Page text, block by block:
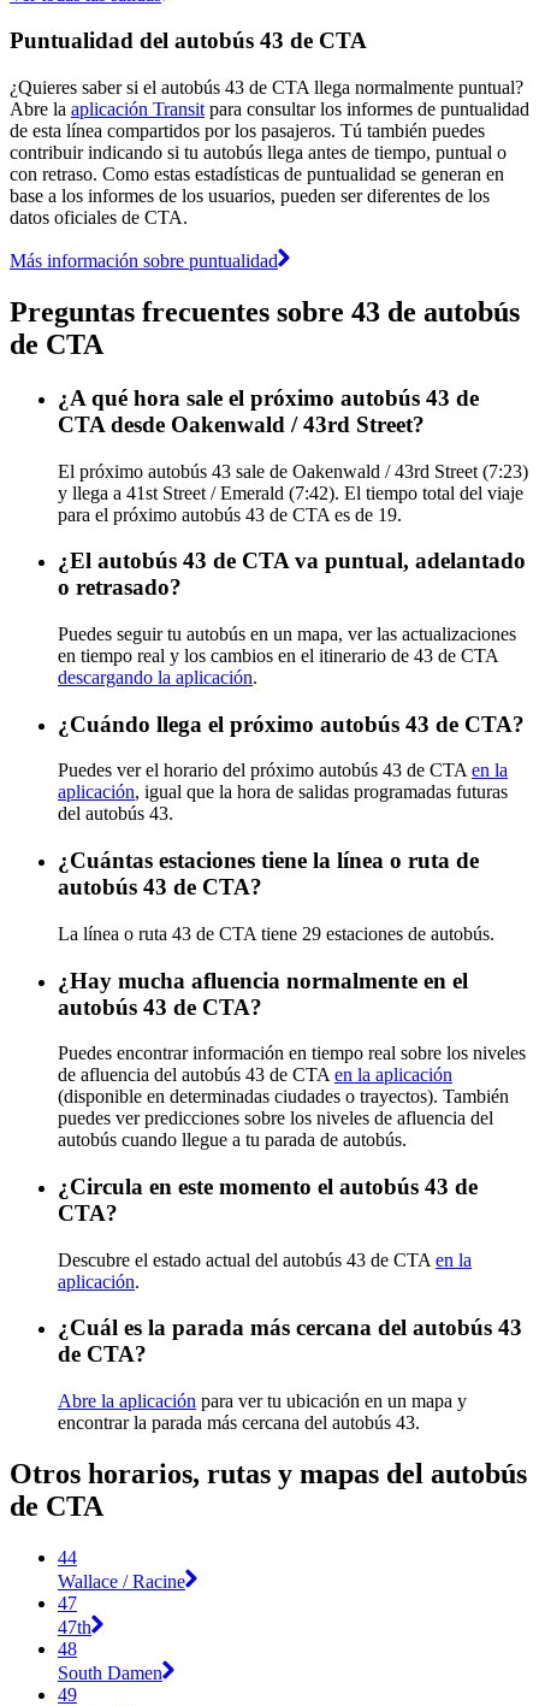
Puntualidad del autobús 43 de CTA
¿Quieres saber si el autobús 43 de CTA llega normalmente puntual?
Abre la aplicación Transit para consultar los informes de puntualidad
de esta línea compartidos por los pasajeros. Tú también puedes
contribuir indicando si tu autobús llega antes de tiempo, puntual o
con retraso. Como estas estadísticas de puntualidad se generan en
base a los informes de los usuarios, pueden ser diferentes de los
datos oficiales de CTA.
Más información sobre puntualidad
Preguntas frecuentes sobre 43 de autobús
de CTA
¿A qué hora sale el próximo autobús 43 de
CTA desde Oakenwald / 43rd Street?
El próximo autobús 43 sale de Oakenwald / 43rd Street (7:23)
y llega a 41st Street / Emerald (7:42). El tiempo total del viaje
para el próximo autobús 43 de CTA es de 19.
¿El autobús 43 de CTA va puntual, adelantado
o retrasado?
Puedes seguir tu autobús en un mapa, ver las actualizaciones
en tiempo real y los cambios en el itinerario de 43 de CTA
descargando la aplicación.
¿Cuándo llega el próximo autobús 43 de CTA?
Puedes ver el horario del próximo autobús 43 de CTA en la
aplicación, igual que la hora de salidas programadas futuras
del autobús 43.
¿Cuántas estaciones tiene la línea o ruta de
autobús 43 de CTA?
La línea o ruta 43 de CTA tiene 29 estaciones de autobús.
¿Hay mucha afluencia normalmente en el
autobús 43 de CTA?
Puedes encontrar información en tiempo real sobre los niveles
de afluencia del autobús 43 de CTA en la aplicación
(disponible en determinadas ciudades o trayectos). También
puedes ver predicciones sobre los niveles de afluencia del
autobús cuando llegue a tu parada de autobús.
¿Circula en este momento el autobús 43 de
CTA?
Descubre el estado actual del autobús 43 de CTA en la
aplicación.
¿Cuál es la parada más cercana del autobús 43
de CTA?
Abre la aplicación para ver tu ubicación en un mapa y
encontrar la parada más cercana del autobús 43.
Otros horarios, rutas y mapas del autobús
de CTA
44
Wallace / Racine
47
47th
48
South Damen
49